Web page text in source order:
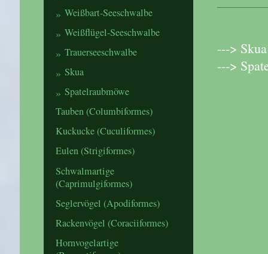
--->
--->
Weißbart-Seeschwalbe
Weißflügel-Seeschwalbe
Trauerseeschwalbe
Skua
Spatelraubmöwe
Tauben (Columbiformes)
Kuckucke (Cuculiformes)
Eulen (Strigiformes)
Schwalmartige
(Caprimulgiformes)
Seglervögel (Apodiformes)
Rackenvögel (Coraciiformes)
Hornvogelartige